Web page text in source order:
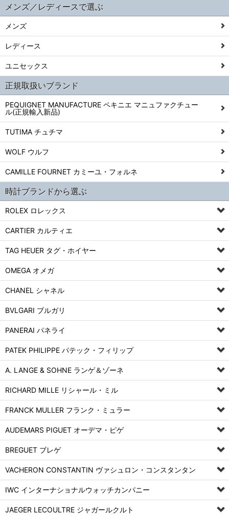
メンズ／レディースで選ぶ
メンズ
レディース
ユニセックス
正規取扱いブランド
PEQUIGNET MANUFACTURE ペキニエ マニュファクチュー
ル(正規輸入新品)
TUTIMA チュチマ
WOLF ウルフ
CAMILLE FOURNET カミーユ・フォルネ
時計ブランドから選ぶ
ROLEX ロレックス
CARTIER カルティエ
TAG HEUER タグ・ホイヤー
OMEGA オメガ
CHANEL シャネル
BVLGARI ブルガリ
PANERAI パネライ
PATEK PHILIPPE パテック・フィリップ
A. LANGE & SOHNE ランゲ＆ゾーネ
RICHARD MILLE リシャール・ミル
FRANCK MULLER フランク・ミュラー
AUDEMARS PIGUET オーデマ・ピゲ
BREGUET ブレゲ
VACHERON CONSTANTIN ヴァシュロン・コンスタンタン
IWC インターナショナルウォッチカンパニー
JAEGER LECOULTRE ジャガールクルト